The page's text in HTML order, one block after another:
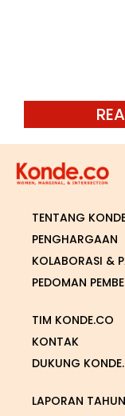
TENTANG
PENGHARGAAN
KOLABORASI &
PEDOMAN
TIM KONDE.CO
KONTAK
DUKUNG
LAPORAN